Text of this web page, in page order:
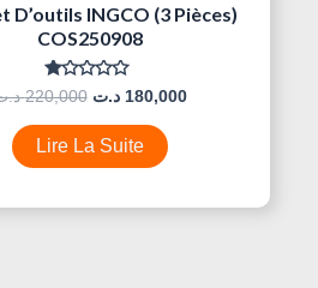
D’outils INGCO (3 Pièces)
COS250908
Note
0
Sur
5
220,000 180,000 د.ت
Lire La Suite